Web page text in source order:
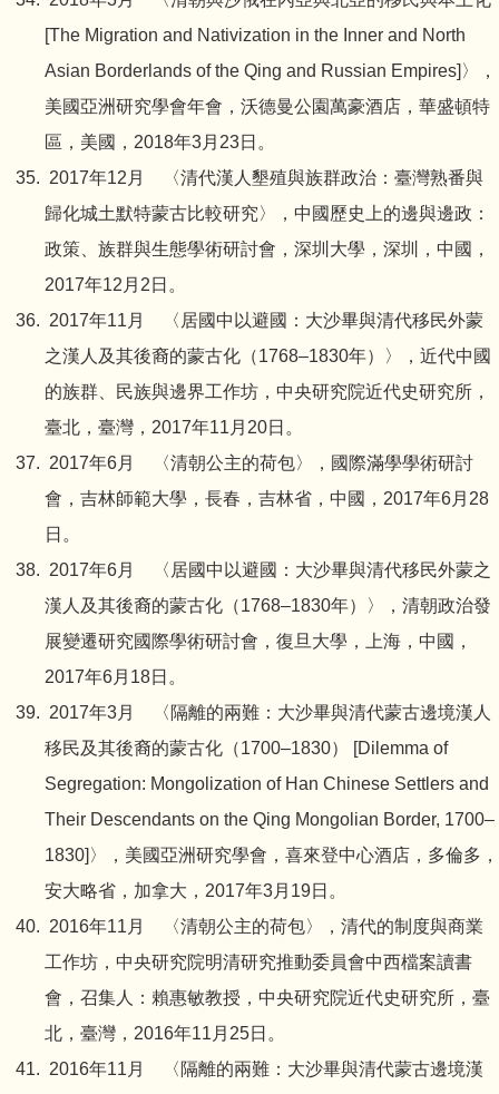
[The Migration and Nativization in the Inner and North
Asian Borderlands of the Qing and Russian Empires]〉，
美國亞洲研究學會年會，沃德曼公園萬豪酒店，華盛頓特
區，美國，2018年3月23日。
2017年12月 〈清代漢人墾殖與族群政治：臺灣熟番與
歸化城土默特蒙古比較研究〉，中國歷史上的邊與邊政：
政策、族群與生態學術研討會，深圳大學，深圳，中國，
2017年12月2日。
2017年11月 〈居國中以避國：大沙畢與清代移民外蒙
之漢人及其後裔的蒙古化（1768–1830年）〉，近代中國
的族群、民族與邊界工作坊，中央研究院近代史研究所，
臺北，臺灣，2017年11月20日。
2017年6月 〈清朝公主的荷包〉，國際滿學學術研討
會，吉林師範大學，長春，吉林省，中國，2017年6月28
日。
2017年6月 〈居國中以避國：大沙畢與清代移民外蒙之
漢人及其後裔的蒙古化（1768–1830年）〉，清朝政治發
展變遷研究國際學術研討會，復旦大學，上海，中國，
2017年6月18日。
2017年3月 〈隔離的兩難：大沙畢與清代蒙古邊境漢人
移民及其後裔的蒙古化（1700–1830） [Dilemma of
Segregation: Mongolization of Han Chinese Settlers and
Their Descendants on the Qing Mongolian Border, 1700–
1830]〉，美國亞洲研究學會，喜來登中心酒店，多倫多，
安大略省，加拿大，2017年3月19日。
2016年11月 〈清朝公主的荷包〉，清代的制度與商業
工作坊，中央研究院明清研究推動委員會中西檔案讀書
會，召集人：賴惠敏教授，中央研究院近代史研究所，臺
北，臺灣，2016年11月25日。
2016年11月 〈隔離的兩難：大沙畢與清代蒙古邊境漢